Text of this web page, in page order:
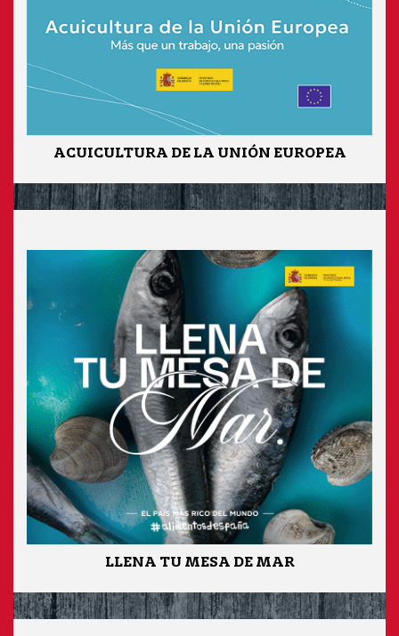
ACUICULTURA DE LA UNIÓN EUROPEA
LLENA TU MESA DE MAR